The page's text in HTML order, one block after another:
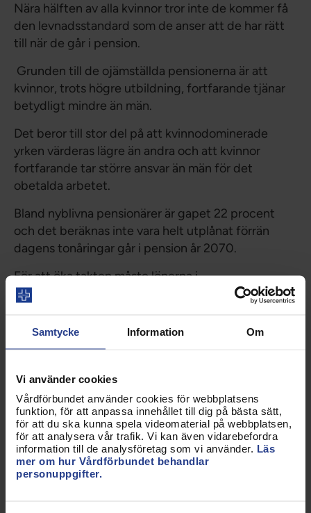
Samtycke Information Om
Vi använder cookies
Vårdförbundet använder cookies för webbplatsens
funktion, för att anpassa innehållet till dig på bästa sätt,
för att du ska kunna spela videomaterial på webbplatsen,
för att analysera vår trafik. Vi kan även vidarebefordra
information till de analysföretag som vi använder. Läs
mer om hur Vårdförbundet behandlar
personuppgifter.
Nära hälften av alla kvinnor tror inte de kommer få
den levnadsstandard som de anser att de har rätt
till när de går i pension.
Grunden till de ojämställda pensionerna är att
kvinnor, trots högre utbildning, fortfarande tjänar
betydligt mindre än män.
Det beror till stor del på att kvinnodominerade
yrken värderas lägre än andra och att kvinnor
fortfarande tar större ansvar än män för det
obetalda arbetet.
Bland nyblivna pensionärer är gapet 22 procent
och det beräknas inte vara helt utplånat förrän
dagens tonåringar går i pension år 2070.
För att öka takten måste lönerna i
kvinnodominerade yrken höjas och
familjeliv förbättras. Men det räcker inte.
redan nu halkat efter i intjänad pension krävs ett
rättvist pensionssystem.
Vi kräver därför att politiker från höger till vänster
tar ett gemensamt ansvar för att höja kvinnors
pensioner och att sluta pensionsgapet. Här är våra
krav: